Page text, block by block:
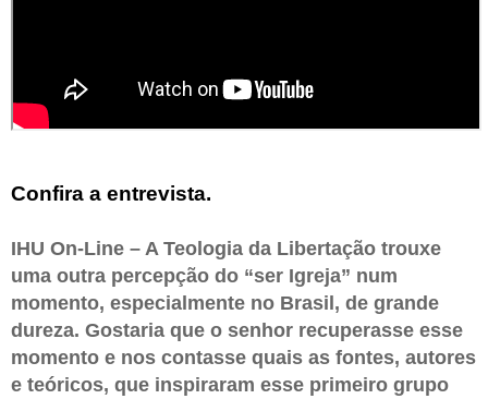
Confira a entrevista.
IHU On-Line – A Teologia da Libertação trouxe
uma outra percepção do “ser Igreja” num
momento, especialmente no Brasil, de grande
dureza. Gostaria que o senhor recuperasse esse
momento e nos contasse quais as fontes, autores
e teóricos, que inspiraram esse primeiro grupo